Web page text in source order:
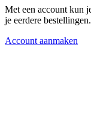
Met een account kun
je eerdere bestellingen.
Account aanmaken